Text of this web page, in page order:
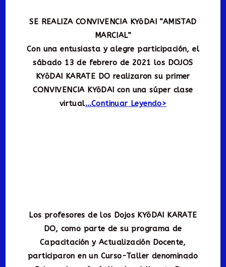
SE REALIZA CONVIVENCIA KYōDAI “AMISTAD
MARCIAL”
Con una entusiasta y alegre participación, el
sábado 13 de febrero de 2021 los DOJOS
KYōDAI KARATE DO realizaron su primer
CONVIVENCIA KYōDAI con una súper clase
virtual…Continuar Leyendo>
Los profesores de los Dojos KYōDAI KARATE
DO, como parte de su programa de
Capacitación y Actualización Docente,
participaron en un Curso-Taller denominado